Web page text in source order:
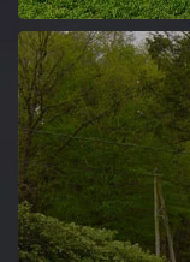
Paysagiste
Artisan
Cher tel: